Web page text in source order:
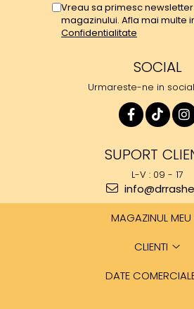
Vreau sa primesc
magazinului. Afla mai multe
Confidentialitate
SOCIAL
Urmareste-ne in
SUPORT
L-V : 09 - 17
MAGAZINUL MEU
CLIENTI
DATE